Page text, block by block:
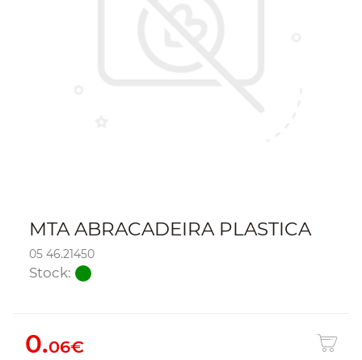
MTA ABRACADEIRA PLASTICA
05 46.21450
Stock:
0.06€